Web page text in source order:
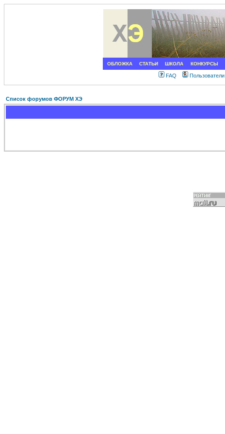
ОБЛОЖКА СТАТЬИ ШКОЛА КОНКУРСЫ
FAQ Пользователи
Список форумов ФОРУМ ХЭ